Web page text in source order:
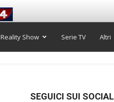
Reality Show Serie TV Altri
SEGUICI SUI SOCIAL